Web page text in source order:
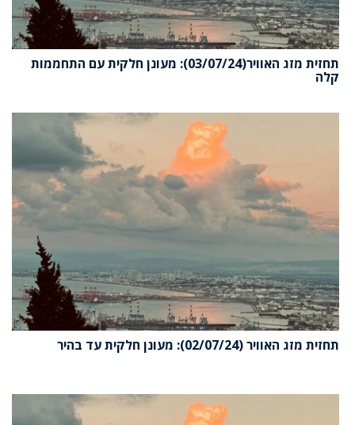
תחזית מזג האוויר(03/07/24): מעונן חלקית עם התחממות
קלה
תחזית מזג האוויר (02/07/24): מעונן חלקית עד בהיר